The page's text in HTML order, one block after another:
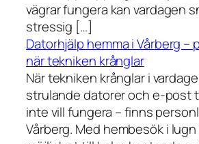
vägrar fungera kan vardagen
stressig […]
Datorhjälp hemma i Vårberg
när tekniken krånglar
När tekniken krånglar i
strulande datorer och e-post
inte vill fungera – finns
Vårberg. Med hembesök i